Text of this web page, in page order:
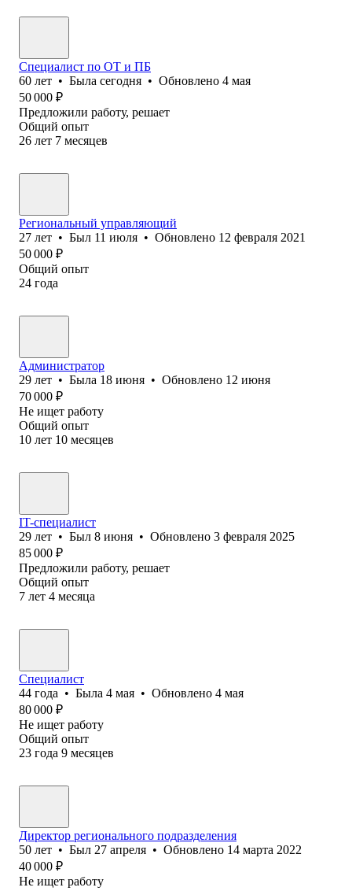
Специалист по ОТ и ПБ
60 лет • Была сегодня • Обновлено 4 мая
50 000 ₽
Предложили работу, решает
Общий опыт
26 лет 7 месяцев
Региональный управляющий
27 лет • Был 11 июля • Обновлено 12 февраля 2021
50 000 ₽
Общий опыт
24 года
Администратор
29 лет • Была 18 июня • Обновлено 12 июня
70 000 ₽
Не ищет работу
Общий опыт
10 лет 10 месяцев
IT-специалист
29 лет • Был 8 июня • Обновлено 3 февраля 2025
85 000 ₽
Предложили работу, решает
Общий опыт
7 лет 4 месяца
Специалист
44 года • Была 4 мая • Обновлено 4 мая
80 000 ₽
Не ищет работу
Общий опыт
23 года 9 месяцев
Директор регионального подразделения
50 лет • Был 27 апреля • Обновлено 14 марта 2022
40 000 ₽
Не ищет работу